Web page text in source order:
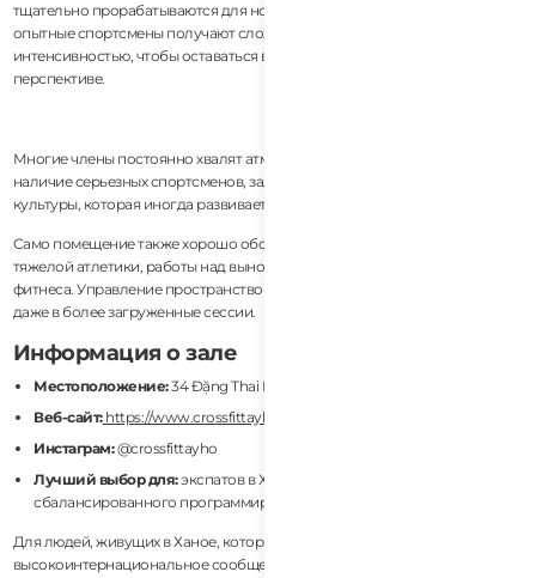
тщательно прорабатываются для новых участников. В то же время
опытные спортсмены получают сложные программы с достаточной
интенсивностью, чтобы оставаться вовлеченными в долгосрочной
перспективе.
Многие члены постоянно хвалят атмосферу сообщества. Несмотря на
наличие серьезных спортсменов, зал избегает чрезмерно агрессивной
культуры, которая иногда развивается в конкурентных залах CrossFit.
Само помещение также хорошо оборудовано для олимпийской
тяжелой атлетики, работы над выносливостью и функционального
фитнеса. Управление пространством во время занятий организовано
даже в более загруженные сессии.
Информация о зале
Местоположение:34 Đặng Thai Mai, Tây Hồ, Hanoi
Веб-сайт:https://www.crossfittayho.com/
Инстаграм:@crossfittayho
Лучший выбор для:экспатов в Ханое, долгосрочных членов,
сбалансированного программирования
Для людей, живущих в Ханое, которые хотят стабильное и
высокоинтернациональное сообщество CrossFit, CrossFit Tay Ho